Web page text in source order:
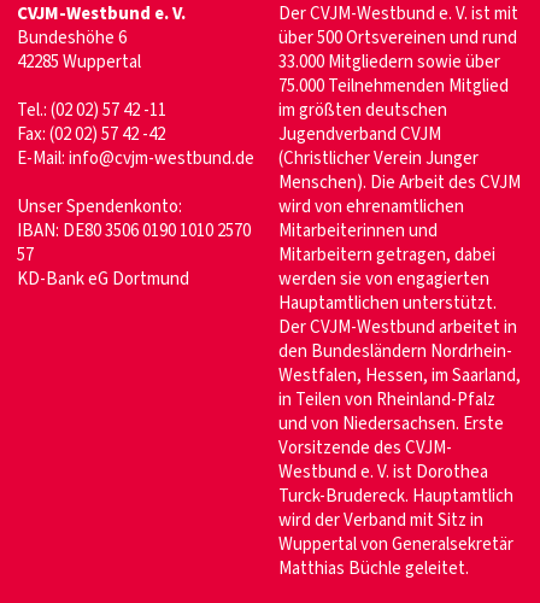
CVJM-Westbund e. V.
Bundeshöhe 6
42285 Wuppertal
Tel.: (02 02) 57 42 -11
Fax: (02 02) 57 42 -42
E-Mail:info@cvjm-westbund.de
Unser Spendenkonto:
IBAN: DE80 3506 0190 1010 2570
57
KD-Bank eG Dortmund
Der CVJM-Westbund e. V. ist mit
über 500 Ortsvereinen und rund
33.000 Mitgliedern sowie über
75.000 Teilnehmenden Mitglied
im größten deutschen
Jugendverband CVJM
(Christlicher Verein Junger
Menschen). Die Arbeit des CVJM
wird von ehrenamtlichen
Mitarbeiterinnen und
Mitarbeitern getragen, dabei
werden sie von engagierten
Hauptamtlichen unterstützt.
Der CVJM-Westbund arbeitet in
den Bundesländern Nordrhein-
Westfalen, Hessen, im Saarland,
in Teilen von Rheinland-Pfalz
und von Niedersachsen. Erste
Vorsitzende des CVJM-
Westbund e. V. ist Dorothea
Turck-Brudereck. Hauptamtlich
wird der Verband mit Sitz in
Wuppertal von Generalsekretär
Matthias Büchle geleitet.